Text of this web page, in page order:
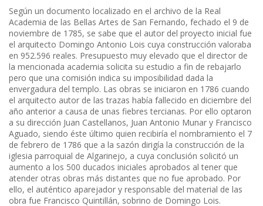
Según un documento localizado en el archivo de la Real
Academia de las Bellas Artes de San Fernando, fechado el 9 de
noviembre de 1785, se sabe que el autor del proyecto inicial fue
el arquitecto Domingo Antonio Lois cuya construcción valoraba
en 952.596 reales. Presupuesto muy elevado que el director de
la mencionada academia solicita su estudio a fin de rebajarlo
pero que una comisión indica su imposibilidad dada la
envergadura del templo. Las obras se iniciaron en 1786 cuando
el arquitecto autor de las trazas había fallecido en diciembre del
año anterior a causa de unas fiebres tercianas. Por ello optaron
a su dirección Juan Castellanos, Juan Antonio Munar y Francisco
Aguado, siendo éste último quien recibiría el nombramiento el 7
de febrero de 1786 que a la sazón dirigía la construcción de la
iglesia parroquial de Algarinejo, a cuya conclusión solicitó un
aumento a los 500 ducados iniciales aprobados al tener que
atender otras obras más distantes que no fue aprobado. Por
ello, el auténtico aparejador y responsable del material de las
obra fue Francisco Quintillán, sobrino de Domingo Lois.